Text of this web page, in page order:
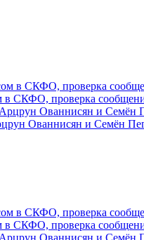
в СКФО, проверка
Ованнисян и Семён
в СКФО, проверка